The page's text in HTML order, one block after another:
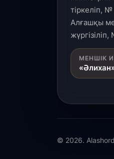
тіркеліп, №
Алғашқы
МЕНШІК
© 2026.